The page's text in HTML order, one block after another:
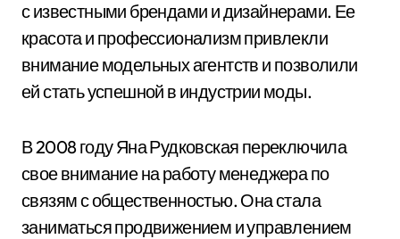
с известными брендами и дизайнерами. Ее
красота и профессионализм привлекли
внимание модельных агентств и позволили
ей стать успешной в индустрии моды.
В 2008 году Яна Рудковская переключила
свое внимание на работу менеджера по
связям с общественностью. Она стала
заниматься продвижением и управлением